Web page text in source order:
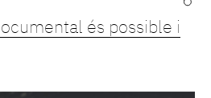
és possible i